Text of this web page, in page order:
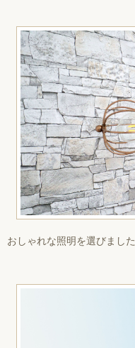
おしゃれな照明を選びました